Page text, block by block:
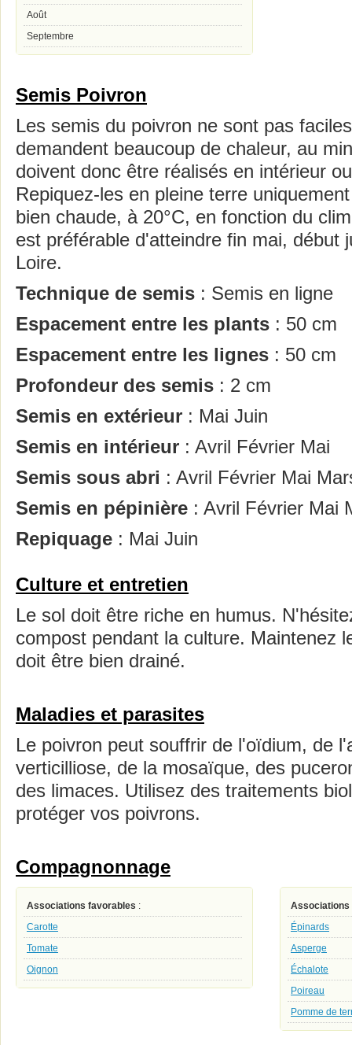
Août
Septembre
Semis Poivron
Les semis du poivron ne sont pas
demandent beaucoup de chaleur, au
doivent donc être réalisés en intérieur
Repiquez-les en pleine terre
bien chaude, à 20°C, en fonction du
est préférable d'atteindre fin mai, début
Loire.
Technique de semis : Semis en ligne
Espacement entre les plants : 50 cm
Espacement entre les lignes : 50 cm
Profondeur des semis : 2 cm
Semis en extérieur : Mai Juin
Semis en intérieur : Avril Février Mai
Semis sous abri : Avril Février Mai
Semis en pépinière : Avril Février Mai
Repiquage : Mai Juin
Culture et entretien
Le sol doit être riche en humus.
compost pendant la culture. Maintenez
doit être bien drainé.
Maladies et parasites
Le poivron peut souffrir de l'oïdium, de
verticilliose, de la mosaïque, des
des limaces. Utilisez des traitements
protéger vos poivrons.
Compagnonnage
Associations favorables :
Carotte
Tomate
Oignon
Associations
Épinards
Asperge
Échalote
Poireau
Pomme de